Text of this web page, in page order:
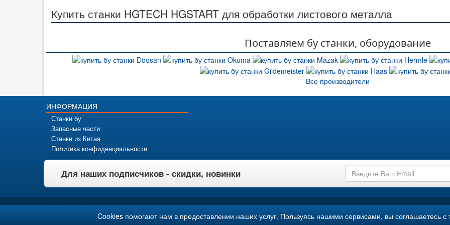
Cookies помогают нам в предоставлении наших услуг. Пользуясь нашими сервисами, вы соглашаетесь
Купить станки HGTECH HGSTART для обработки листового металла
Поставляем бу станки, оборудование
Все производители
ИНФОРМАЦИЯ
Станки бу
Запасные части
Станки из Китая
Политика конфиденциальности
Для наших подписчиков - скидки, новинки
БУ станки, оборудование, инструмент, оснастка.
IndustryPilot